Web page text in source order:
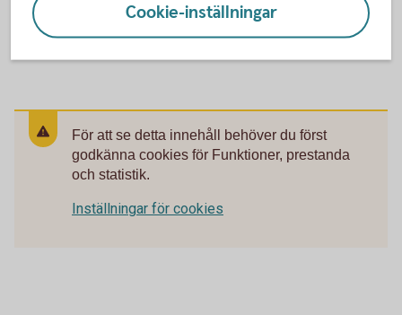
Teckningsregler och hälsoprövning
För att se detta innehåll behöver du först
godkänna cookies för Funktioner, prestanda
och statistik.
Inställningar för cookies
Cookie-inställningar